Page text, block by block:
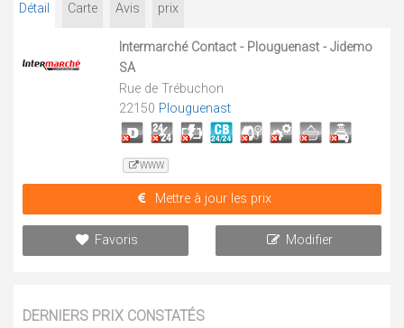
Détail Carte Avis prix
Intermarché Contact - Plouguenast - Jidemo
SA
Rue de Trébuchon
22150 Plouguenast
WWW
Mettre à jour les prix
Favoris Modifier
DERNIERS PRIX CONSTATÉS